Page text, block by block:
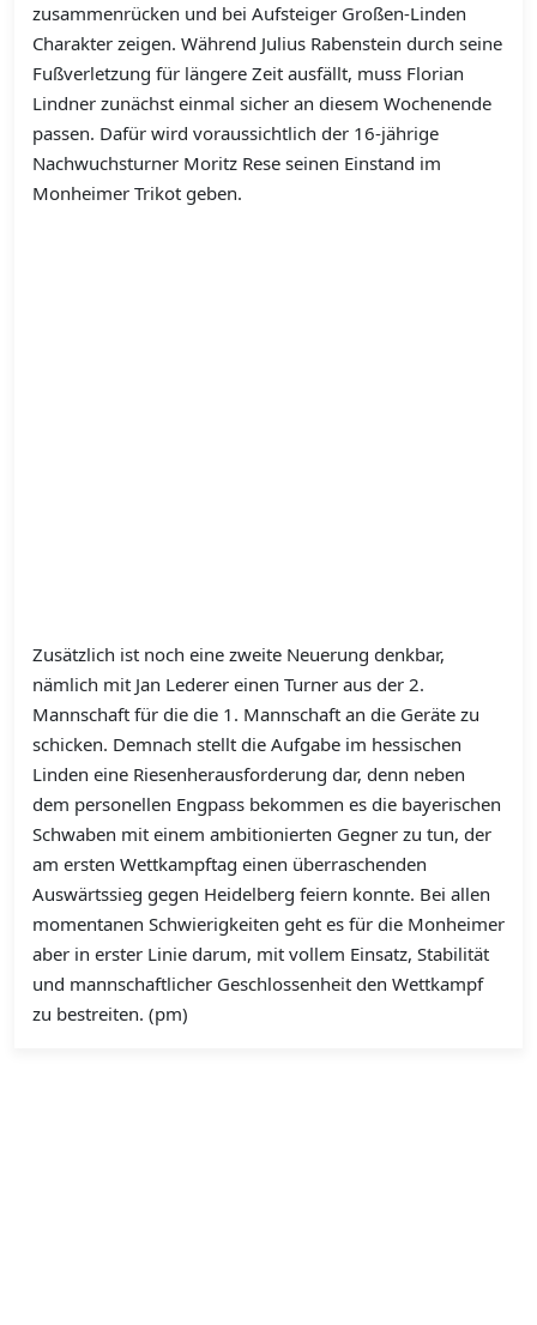
zusammenrücken und bei Aufsteiger Großen-Linden
Charakter zeigen. Während Julius Rabenstein durch seine
Fußverletzung für längere Zeit ausfällt, muss Florian
Lindner zunächst einmal sicher an diesem Wochenende
passen. Dafür wird voraussichtlich der 16-jährige
Nachwuchsturner Moritz Rese seinen Einstand im
Monheimer Trikot geben.
Zusätzlich ist noch eine zweite Neuerung denkbar,
nämlich mit Jan Lederer einen Turner aus der 2.
Mannschaft für die die 1. Mannschaft an die Geräte zu
schicken. Demnach stellt die Aufgabe im hessischen
Linden eine Riesenherausforderung dar, denn neben
dem personellen Engpass bekommen es die bayerischen
Schwaben mit einem ambitionierten Gegner zu tun, der
am ersten Wettkampftag einen überraschenden
Auswärtssieg gegen Heidelberg feiern konnte. Bei allen
momentanen Schwierigkeiten geht es für die Monheimer
aber in erster Linie darum, mit vollem Einsatz, Stabilität
und mannschaftlicher Geschlossenheit den Wettkampf
zu bestreiten. (pm)